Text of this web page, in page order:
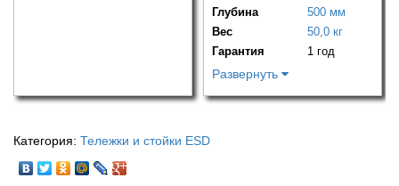
Глубина
500 мм
Вес
50,0 кг
Гарантия
1 год
Развернуть
Категория: Тележки и стойки ESD